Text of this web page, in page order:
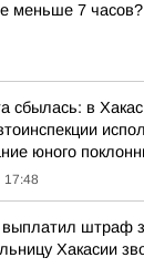
меньше 7
сбылась: в
юного
17:48
выплатил штраф
Хакасии